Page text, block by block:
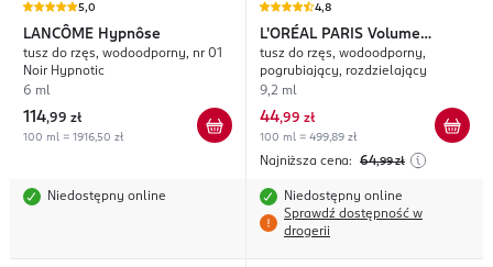
5,0
LANCÔME Hypnôse
tusz do rzęs, wodoodporny, nr 01
Noir Hypnotic
6 ml
114,99 zł
100 ml = 1916,50 zł
Niedostępny online
4,8
L'ORÉAL PARIS Volume
Million Lashes
tusz do rzęs, wodoodporny,
pogrubiający, rozdzielający
9,2 ml
44,99 zł
100 ml = 499,89 zł
Najniższa cena: 64,99 zł
Niedostępny online
Sprawdź dostępność w
drogerii